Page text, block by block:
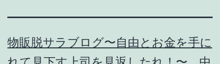
物販脱サラブログ〜自由とお金を手に